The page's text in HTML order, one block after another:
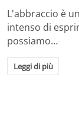
L'abbraccio è
intenso di
possiamo…
Leggi di più